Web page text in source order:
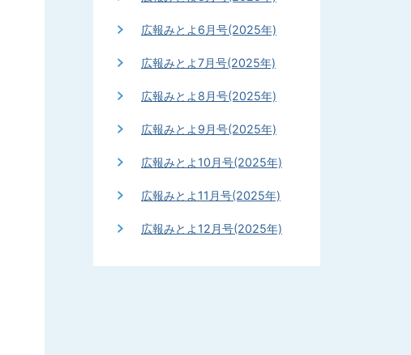
広報みとよ6月号(2025年)
広報みとよ7月号(2025年)
広報みとよ8月号(2025年)
広報みとよ9月号(2025年)
広報みとよ10月号(2025年)
広報みとよ11月号(2025年)
広報みとよ12月号(2025年)